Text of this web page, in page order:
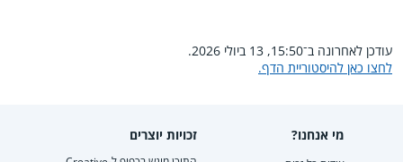
עודכן לאחרונה ב־15:50, 13 ביולי 2026.
לחצו כאן להיסטוריית הדף.
מי אנחנו? זכויות יוצרים